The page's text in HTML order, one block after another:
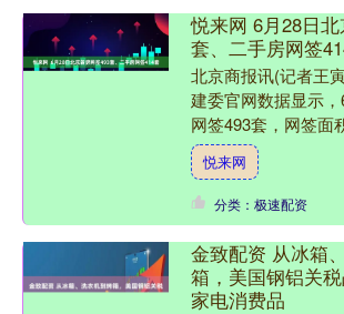
悦来网 6月28日
套、二手房网签
北京商报讯(记者王
建委官网数据显示
网签493套，网签面
米，其中住宅网签
18670.....
悦来网
分类：极速配资
金致配资 从冰箱
箱，美国钢铝关
家电消费品